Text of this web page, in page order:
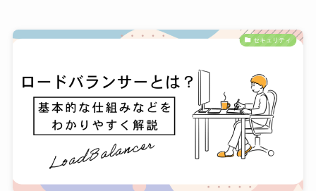
セキュリティ